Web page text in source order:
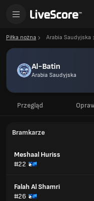
Piłka nożna Arabia Saudyjska
Al-Batin
Arabia Saudyjska
Przegląd
Bramkarze
Meshaal Huriss
#22
Falah Al Shamri
#26